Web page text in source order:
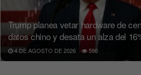
Trump planea vetar hardware de
datos chino y desata un alza del
4 DE AGOSTO DE 2026 590